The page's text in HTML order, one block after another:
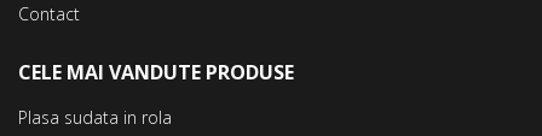
Contact
CELE MAI VANDUTE PRODUSE
Plasa sudata in rola